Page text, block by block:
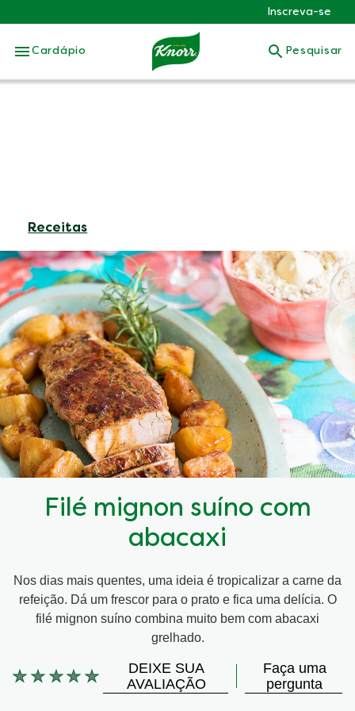
Skip to:
Inscreva-se
Cardápio Pesquisar
Receitas
Filé mignon suíno com
abacaxi
Nos dias mais quentes, uma ideia é tropicalizar a carne da
refeição. Dá um frescor para o prato e fica uma delícia. O
filé mignon suíno combina muito bem com abacaxi
grelhado.
Nenhuma
DEIXE SUA
AVALIAÇÃO
Faça uma
pergunta